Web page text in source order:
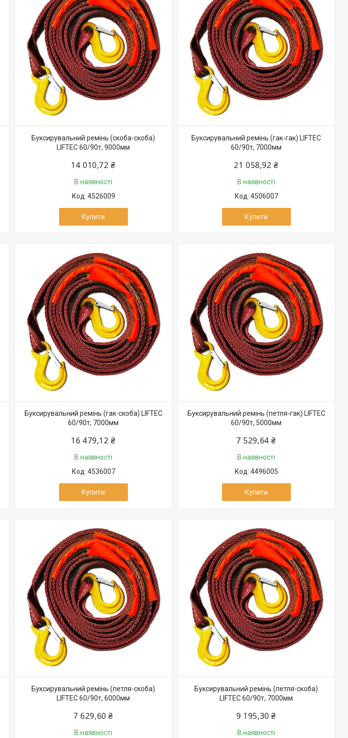
Буксирувальний ремінь (скоба-скоба)
LIFTEC 60/90т, 9000мм
14 010,72 ₴
В наявності
4526009
Купити
Буксирувальний ремінь (гак-гак) LIFTEC
60/90т, 7000мм
21 058,92 ₴
В наявності
4506007
Купити
Буксирувальний ремінь (гак-скоба) LIFTEC
60/90т, 7000мм
16 479,12 ₴
В наявності
4536007
Купити
Буксирувальний ремінь (петля-гак) LIFTEC
60/90т, 5000мм
7 529,64 ₴
В наявності
4496005
Купити
Буксирувальний ремінь (петля-скоба)
LIFTEC 60/90т, 6000мм
7 629,60 ₴
В наявності
Буксирувальний ремінь (петля-скоба)
LIFTEC 60/90т, 7000мм
9 195,30 ₴
В наявності